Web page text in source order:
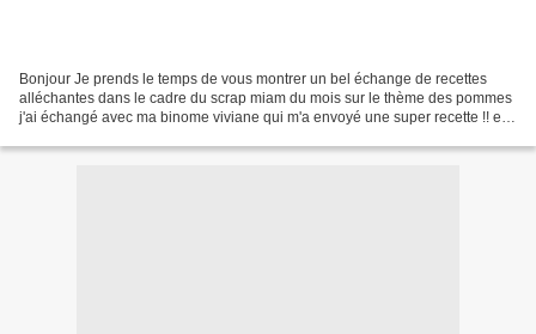
Bonjour Je prends le temps de vous montrer un bel échange de recettes
alléchantes dans le cadre du scrap miam du mois sur le thème des pommes
j'ai échangé avec ma binome viviane qui m'a envoyé une super recette !! et